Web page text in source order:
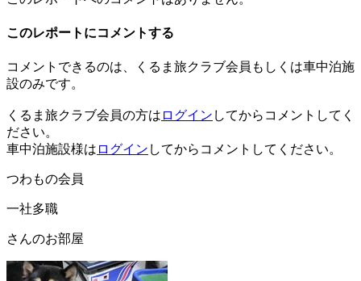
このレポートにコメントする
コメントできるのは、くるま旅クラブ会員もしくは車中泊施
設のみです。
くるま旅クラブ会員の方は ログイン してからコメントしてく
ださい。
車中泊施設様は ログイン してからコメントしてください。
つわもの会員
一社多職
さんのお部屋